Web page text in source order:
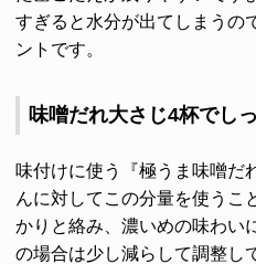
すぎると水分が出てしまうの
ントです。
味噌だれ大さじ4杯でし
味付けに使う『極うま味噌だ
んに対してこの分量を使うこ
かりと絡み、濃いめの味わい
の場合は少し減らして調整し